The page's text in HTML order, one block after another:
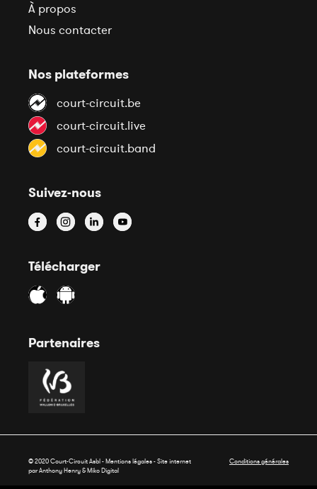
À propos
Nous contacter
Nos plateformes
court-circuit.be
court-circuit.live
court-circuit.band
Suivez-nous
Télécharger
Partenaires
© 2020 Court-Circuit Asbl - Mentions légales - Site internet
par Anthony Henry &Miko Digital
Conditions générales